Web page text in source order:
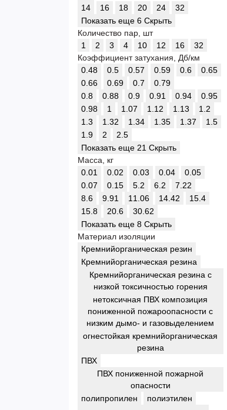
14
16 18 20 24
32
Показать еще 6 Скрыть
Количество пар, шт
1
2 3 4 10 12 16
32
Коэффициент затухания, Дб/км
0.48
0.5 0.57 0.59 0.6
0.65
0.66
0.69 0.7
0.79
0.8
0.88 0.9 0.91 0.94
0.95
0.98
1 1.07 1.12 1.13
1.2
1.3
1.32 1.34 1.35 1.37
1.5
1.9
2
2.5
Показать еще 21 Скрыть
Масса, кг
0.01
0.02 0.03 0.04
0.05
0.07
0.15 5.2 6.2
7.22
8.6
9.91 11.06 14.42
15.4
15.8
20.6
30.62
Показать еще 8 Скрыть
Материал изоляции
Кремнийорганическая резин
Кремнийорганическая резина
Кремнийорганическая резина с
низкой токсичностью горения
нетоксичная ПВХ композиция
пониженной пожароопасности c
низким дымо- и газовыделением
огнестойкая кремнийорганическая
резина
ПВХ
ПВХ пониженной пожарной
опасности
полипропилен
полиэтилен